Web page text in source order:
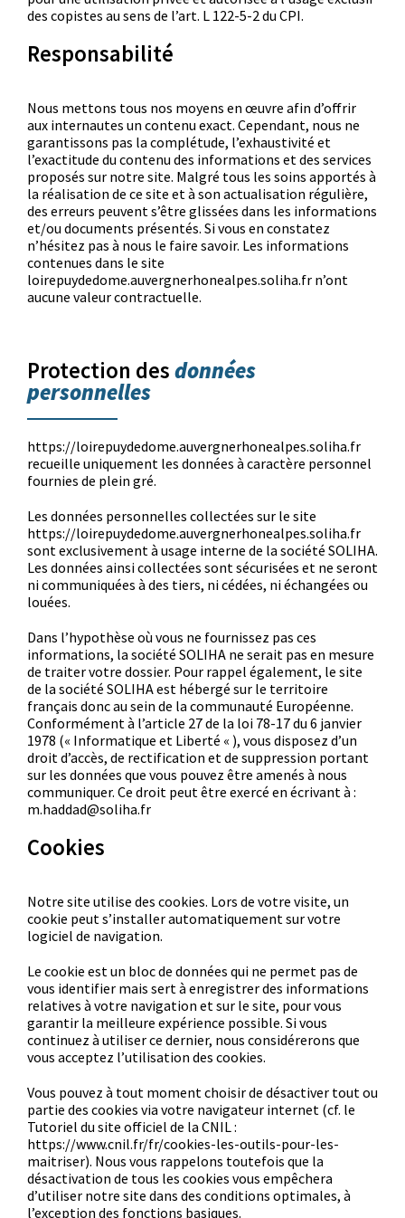
des copistes au sens de l’art. L 122-5-2 du CPI.
Responsabilité
Nous mettons tous nos moyens en œuvre afin d’offrir
aux internautes un contenu exact. Cependant, nous ne
garantissons pas la complétude, l’exhaustivité et
l’exactitude du contenu des informations et des services
proposés sur notre site. Malgré tous les soins apportés à
la réalisation de ce site et à son actualisation régulière,
des erreurs peuvent s’être glissées dans les informations
et/ou documents présentés. Si vous en constatez
n’hésitez pas à nous le faire savoir. Les informations
contenues dans le site
loirepuydedome.auvergnerhonealpes.soliha.fr n’ont
aucune valeur contractuelle.
Protection desdonnées
personnelles
https://loirepuydedome.auvergnerhonealpes.soliha.fr
recueille uniquement les données à caractère personnel
fournies de plein gré.
Les données personnelles collectées sur le site
https://loirepuydedome.auvergnerhonealpes.soliha.fr
sont exclusivement à usage interne de la société SOLIHA.
Les données ainsi collectées sont sécurisées et ne seront
ni communiquées à des tiers, ni cédées, ni échangées ou
louées.
Dans l’hypothèse où vous ne fournissez pas ces
informations, la société SOLIHA ne serait pas en mesure
de traiter votre dossier. Pour rappel également, le site
de la société SOLIHA est hébergé sur le territoire
français donc au sein de la communauté Européenne.
Conformément à l’article 27 de la loi 78-17 du 6 janvier
1978 (« Informatique et Liberté « ), vous disposez d’un
droit d’accès, de rectification et de suppression portant
sur les données que vous pouvez être amenés à nous
communiquer. Ce droit peut être exercé en écrivant à :
m.haddad@soliha.fr
Cookies
Notre site utilise des cookies. Lors de votre visite, un
cookie peut s’installer automatiquement sur votre
logiciel de navigation.
Le cookie est un bloc de données qui ne permet pas de
vous identifier mais sert à enregistrer des informations
relatives à votre navigation et sur le site, pour vous
garantir la meilleure expérience possible. Si vous
continuez à utiliser ce dernier, nous considérerons que
vous acceptez l’utilisation des cookies.
Vous pouvez à tout moment choisir de désactiver tout ou
partie des cookies via votre navigateur internet (cf. le
Tutoriel du site officiel de la CNIL :
https://www.cnil.fr/fr/cookies-les-outils-pour-les-
maitriser). Nous vous rappelons toutefois que la
désactivation de tous les cookies vous empêchera
d’utiliser notre site dans des conditions optimales, à
l’exception des fonctions basiques.